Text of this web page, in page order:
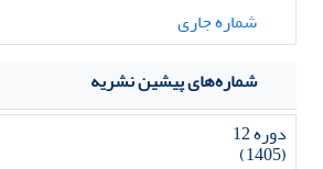
شماره جاری
شماره‌های پیشین نشریه
دوره 12
(1405)